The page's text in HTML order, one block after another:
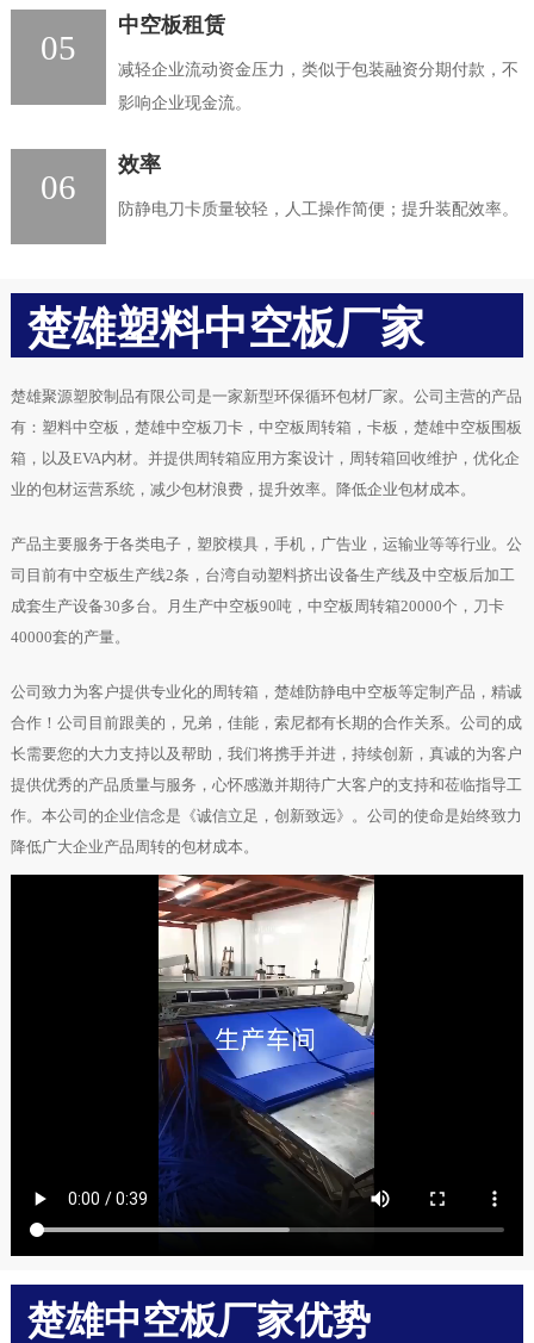
05
中空板租赁
减轻企业流动资金压力，类似于包装融资分期付款，不
影响企业现金流。
06
效率
防静电刀卡质量较轻，人工操作简便；提升装配效率。
楚雄塑料中空板厂家
楚雄聚源塑胶制品有限公司是一家新型环保循环包材厂家。公司主营的产品
有：塑料中空板，楚雄中空板刀卡，中空板周转箱，卡板，楚雄中空板围板
箱，以及EVA内材。并提供周转箱应用方案设计，周转箱回收维护，优化企
业的包材运营系统，减少包材浪费，提升效率。降低企业包材成本。
产品主要服务于各类电子，塑胶模具，手机，广告业，运输业等等行业。公
司目前有中空板生产线2条，台湾自动塑料挤出设备生产线及中空板后加工
成套生产设备30多台。月生产中空板90吨，中空板周转箱20000个，刀卡
40000套的产量。
公司致力为客户提供专业化的周转箱，楚雄防静电中空板等定制产品，精诚
合作！公司目前跟美的，兄弟，佳能，索尼都有长期的合作关系。公司的成
长需要您的大力支持以及帮助，我们将携手并进，持续创新，真诚的为客户
提供优秀的产品质量与服务，心怀感激并期待广大客户的支持和莅临指导工
作。本公司的企业信念是《诚信立足，创新致远》。公司的使命是始终致力
降低广大企业产品周转的包材成本。
楚雄中空板厂家优势